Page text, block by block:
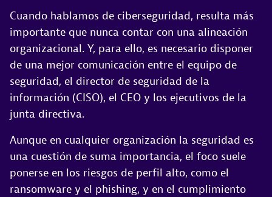
Cuando hablamos de ciberseguridad, resulta más
importante que nunca contar con una alineación
organizacional. Y, para ello, es necesario disponer
de una mejor comunicación entre el equipo de
seguridad, el director de seguridad de la
información (CISO), el CEO y los ejecutivos de la
junta directiva.
Aunque en cualquier organización la seguridad es
una cuestión de suma importancia, el foco suele
ponerse en los riesgos de perfil alto, como el
ransomware y el phishing, y en el cumplimiento